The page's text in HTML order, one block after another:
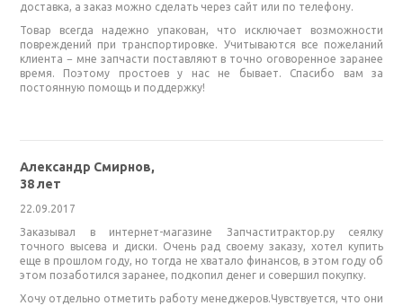
доставка, а заказ можно сделать через сайт или по телефону.
Товар всегда надежно упакован, что исключает возможности
повреждений при транспортировке. Учитываются все пожеланий
клиента − мне запчасти поставляют в точно оговоренное заранее
время. Поэтому простоев у нас не бывает. Спасибо вам за
постоянную помощь и поддержку!
Александр Смирнов,
38 лет
22.09.2017
Заказывал в интернет-магазине Запчаститрактор.ру сеялку
точного высева и диски. Очень рад своему заказу, хотел купить
еще в прошлом году, но тогда не хватало финансов, в этом году об
этом позаботился заранее, подкопил денег и совершил покупку.
Хочу отдельно отметить работу менеджеров.Чувствуется, что они